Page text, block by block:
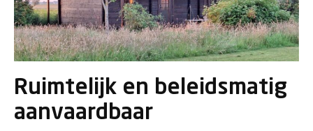
Ruimtelijk en beleidsmatig
aanvaardbaar